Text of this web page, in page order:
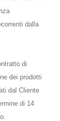
dalla
di
dei prodotti
dal Cliente
di 14